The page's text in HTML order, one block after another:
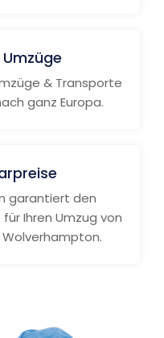
& Transporte
ganz Europa.
garantiert den
Ihren Umzug von